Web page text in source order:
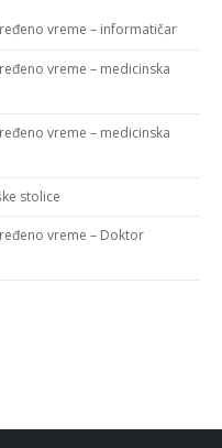
vreme – informatičar
vreme – medicinska
vreme – medicinska
stolice
vreme – Doktor